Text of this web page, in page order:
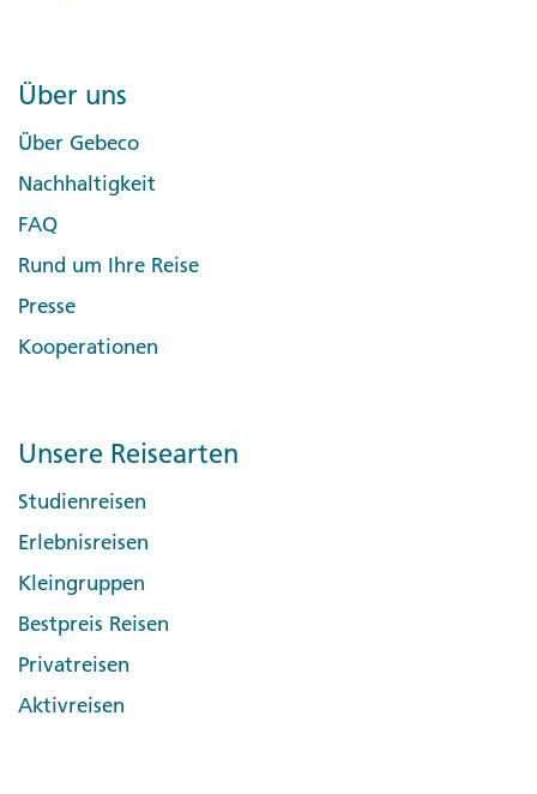
Über uns
Über Gebeco
Nachhaltigkeit
FAQ
Rund um Ihre Reise
Presse
Kooperationen
Unsere Reisearten
Studienreisen
Erlebnisreisen
Kleingruppen
Bestpreis Reisen
Privatreisen
Aktivreisen